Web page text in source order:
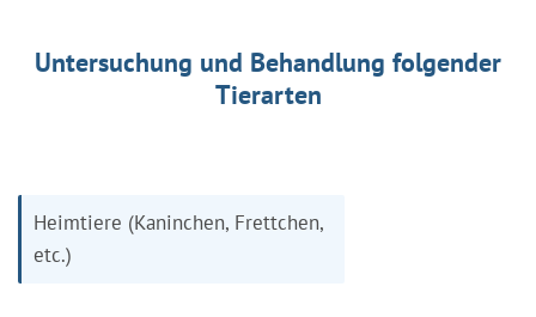
Untersuchung und Behandlung folgender
Tierarten
Heimtiere (Kaninchen, Frettchen,
etc.)